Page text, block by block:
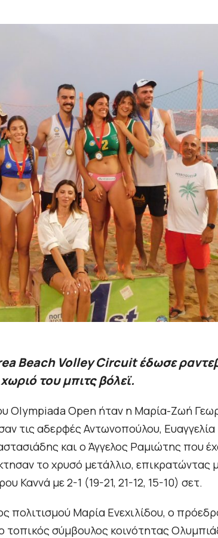
Beach Volley Circuit έδωσε
του μπιτς βόλεϊ.
Olympiada Open ήταν η Μαρία-Ζωή
τις αδερφές Αντωνοπούλου,
και ο Άγγελος Ραμιώτης που
το χρυσό μετάλλιο, επικρατώντας
Καννά με 2-1 (19-21, 21-12, 15-10) σετ.
πολιτισμού Μαρία Ενεχιλίδου, ο
τοπικός σύμβουλος κοινότητας